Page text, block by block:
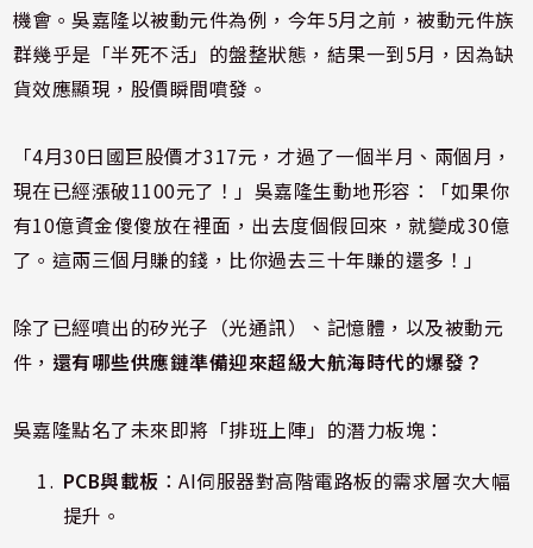
機會。吳嘉隆以被動元件為例，今年5月之前，被動元件族
群幾乎是「半死不活」的盤整狀態，結果一到5月，因為缺
貨效應顯現，股價瞬間噴發。
「4月30日國巨股價才317元，才過了一個半月、兩個月，
現在已經漲破1100元了！」吳嘉隆生動地形容：「如果你
有10億資金傻傻放在裡面，出去度個假回來，就變成30億
了。這兩三個月賺的錢，比你過去三十年賺的還多！」
除了已經噴出的矽光子（光通訊）、記憶體，以及被動元
件， 還有哪些供應鏈準備迎來超級大航海時代的爆發？
吳嘉隆點名了未來即將「排班上陣」的潛力板塊：
PCB與載板 ：AI伺服器對高階電路板的需求層次大幅
提升。